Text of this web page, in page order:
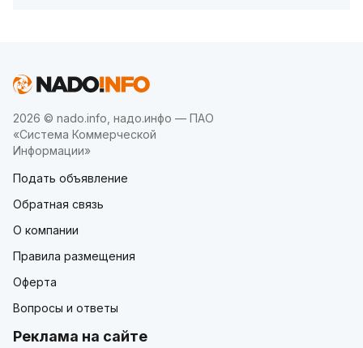
2026 © nado.info, надо.инфо — ПАО
«Система Коммерческой
Информации»
Подать объявление
Обратная связь
О компании
Правила размещения
Оферта
Вопросы и ответы
Реклама на сайте